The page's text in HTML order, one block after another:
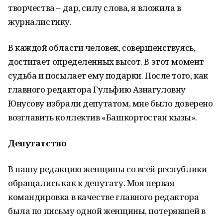
творчества – дар, силу слова, я вложила в
журналистику.
В каждой области человек, совершенствуясь,
достигает определенных высот. В этот момент
судьба и посылает ему подарки. После того, как
главного редактора Гульфию Азнагуловну
Юнусову избрали депутатом, мне было доверено
возглавить коллектив «Башкортостан кызы».
Депутатство
В нашу редакцию женщины со всей республики
обращались как к депутату. Моя первая
командировка в качестве главного редактора
была по письму одной женщины, потерявшей в